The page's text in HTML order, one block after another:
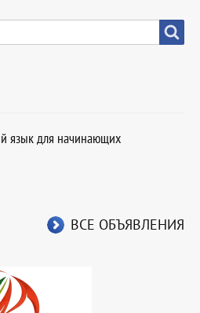
язык для начинающих
ВСЕ ОБЪЯВЛЕНИЯ